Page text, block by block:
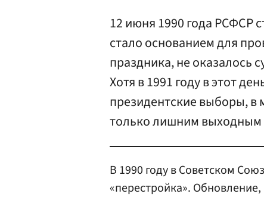
12 июня 1990 года РСФСР
стало основанием для
праздника, не оказалось
Хотя в 1991 году в этот
президентские выборы, в
только лишним выходным
В 1990 году в Советском
«перестройка».